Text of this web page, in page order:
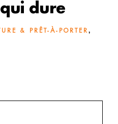
dure
& PRÊT-À-PORTER ,